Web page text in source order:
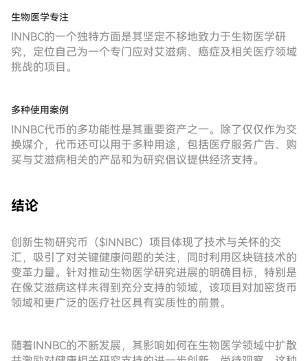
生物医学专注
INNBC的一个独特方面是其坚定不移地致力于生物医学研
究，定位自己为一个专门应对艾滋病、癌症及相关医疗领域
挑战的项目。
多种使用案例
INNBC代币的多功能性是其重要资产之一。除了仅仅作为交
换媒介，代币还可以用于多种用途，包括医疗服务广告、购
买与艾滋病相关的产品和为研究倡议提供经济支持。
结论
创新生物研究币（$INNBC）项目体现了技术与关怀的交
汇，吸引了对关键健康问题的关注，同时利用区块链技术的
变革力量。针对推动生物医学研究进展的明确目标，特别是
在像艾滋病这样未得到充分支持的领域，该项目对加密货币
领域和更广泛的医疗社区具有实质性的前景。
随着INNBC的不断发展，其影响如何在生物医学领域中扩散